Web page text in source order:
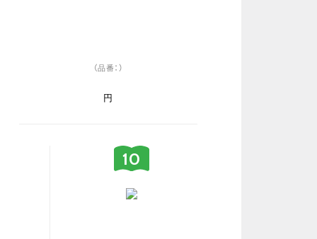
（品番：）
円